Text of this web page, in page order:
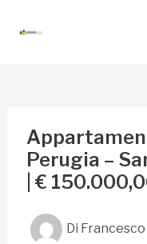
Perugia –
| €
Di Francesco